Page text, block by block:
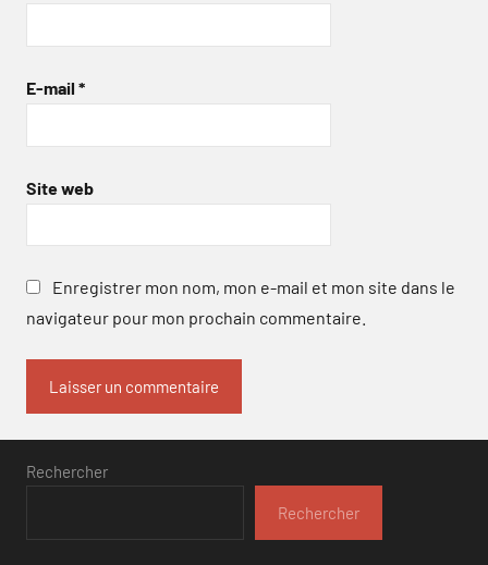
E-mail *
Site web
Enregistrer mon nom, mon e-mail et mon site dans le
navigateur pour mon prochain commentaire.
Rechercher
Rechercher